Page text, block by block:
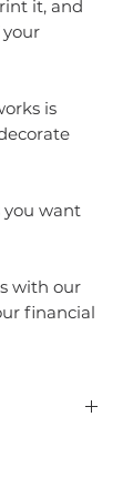
it, and
is
you want
with our
financial
NO